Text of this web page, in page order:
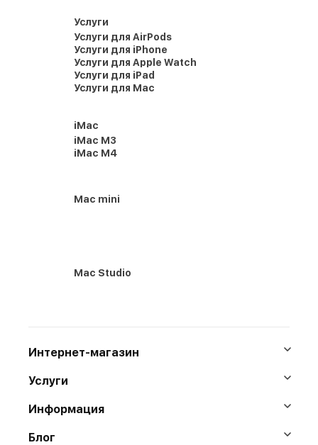
Услуги
Услуги для AirPods
Услуги для iPhone
Услуги для Apple Watch
Услуги для iPad
Услуги для Mac
iMac
iMac M3
iMac M4
Mac mini
Mac Studio
Интернет-магазин
Услуги
Информация
Блог